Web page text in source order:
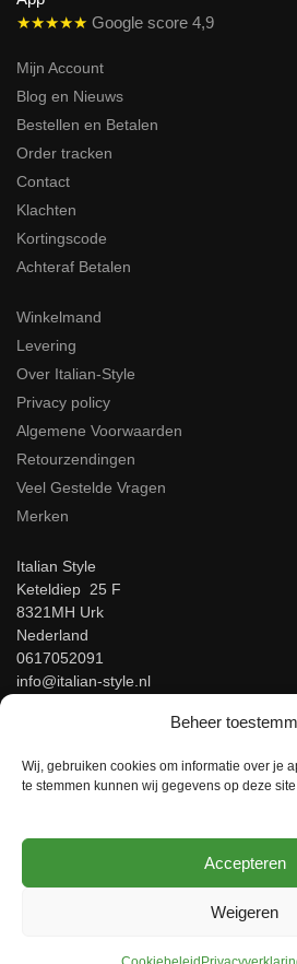
Beheer
Wij, gebruiken cookies om informatie over je
te stemmen kunnen wij gegevens op deze site
Accepteren
Weigeren
★★★★★ Google score 4,9
Mijn Account
Blog en Nieuws
Bestellen en Betalen
Order tracken
Contact
Klachten
Kortingscode
Achteraf Betalen
Winkelmand
Levering
Over Italian-Style
Privacy policy
Algemene Voorwaarden
Retourzendingen
Veel Gestelde Vragen
Merken
Italian Style
Keteldiep 25 F
8321MH Urk
Nederland
0617052091
info@italian-style.nl
BTW: NL866816483B01
Beoordeel ons op Google!